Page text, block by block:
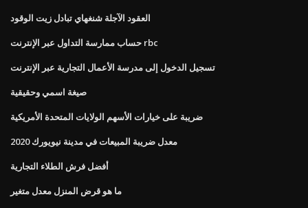
العقود الآجلة شنغهاي تبادل زيت الوقود
حساب ممارسة التداول عبر الإنترنت rbc
تسجيل الدخول إلى مدرسة الأعمال التجارية عبر الإنترنت
صيغة اسمي وحقيقية
ضريبة على خيارات الأسهم الولايات المتحدة الأمريكية
معدل ضريبة المبيعات في مدينة نيويورك 2020
أفضل فرش الطلاء التجارية
ما هو قرض المنزل معدل متغير